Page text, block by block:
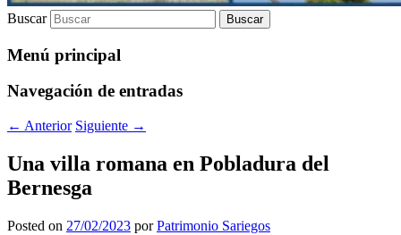
Buscar
Menú principal
Navegación de entradas
← Anterior Siguiente →
Una villa romana en Pobladura del
Bernesga
Posted on 27/02/2023 porPatrimonio Sariegos